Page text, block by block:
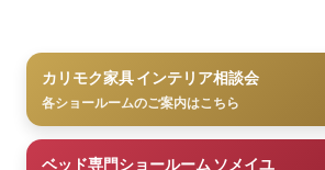
カリモク家具 インテリア相談会
各ショールームのご案内はこちら
ベッド専門ショールーム ソメイユ